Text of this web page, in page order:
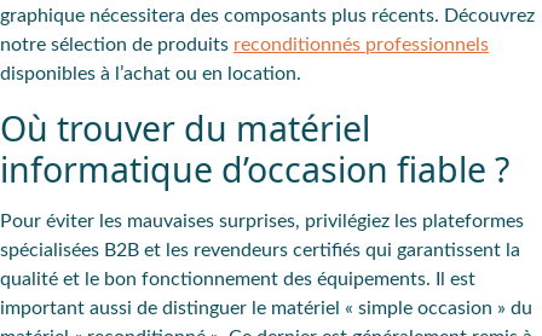
graphique nécessitera des composants plus récents. Découvrez
notre sélection de produits reconditionnés professionnels
disponibles à l’achat ou en location.
Où trouver du matériel
informatique d’occasion fiable ?
Pour éviter les mauvaises surprises, privilégiez les plateformes
spécialisées B2B et les revendeurs certifiés qui garantissent la
qualité et le bon fonctionnement des équipements. Il est
important aussi de distinguer le matériel « simple occasion » du